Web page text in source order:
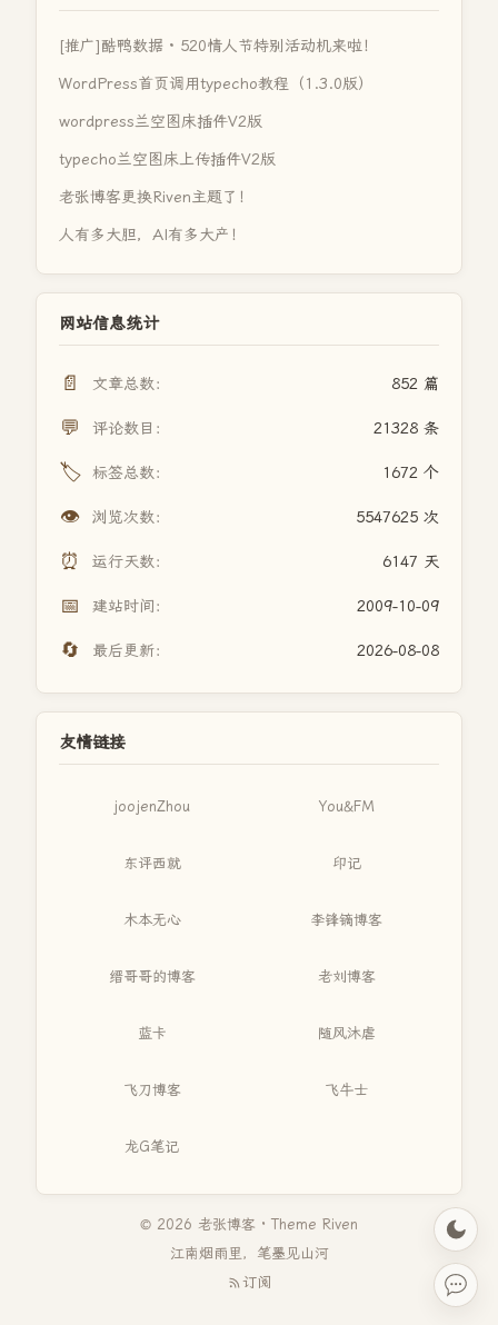
[推广]酷鸭数据 · 520情人节特别活动机来啦！
WordPress首页调用typecho教程（1.3.0版）
wordpress兰空图床插件V2版
typecho兰空图床上传插件V2版
老张博客更换Riven主题了！
人有多大胆，AI有多大产！
网站信息统计
📄 文章总数： 852 篇
💬 评论数目： 21328 条
🏷️ 标签总数： 1672 个
👁️ 浏览次数： 5547625 次
⏰ 运行天数： 6147 天
📅 建站时间： 2009-10-09
🔄 最后更新： 2026-08-08
友情链接
joojenZhou You&FM
东评西就 印记
木本无心 李锋镝博客
缙哥哥的博客 老刘博客
蓝卡 随风沐虐
飞刀博客 飞牛士
龙G笔记
© 2026 老张博客 · Theme Riven
江南烟雨里，笔墨见山河
订阅